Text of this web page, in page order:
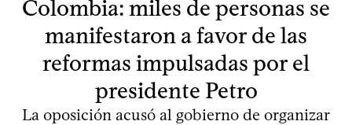
Colombia: miles de personas se
manifestaron a favor de las
reformas impulsadas por el
presidente Petro
La oposición acusó al gobierno de organizar